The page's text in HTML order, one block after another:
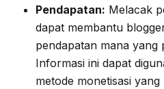
Pendapatan: Melacak
dapat membantu
pendapatan mana yang
Informasi ini dapat
metode monetisasi